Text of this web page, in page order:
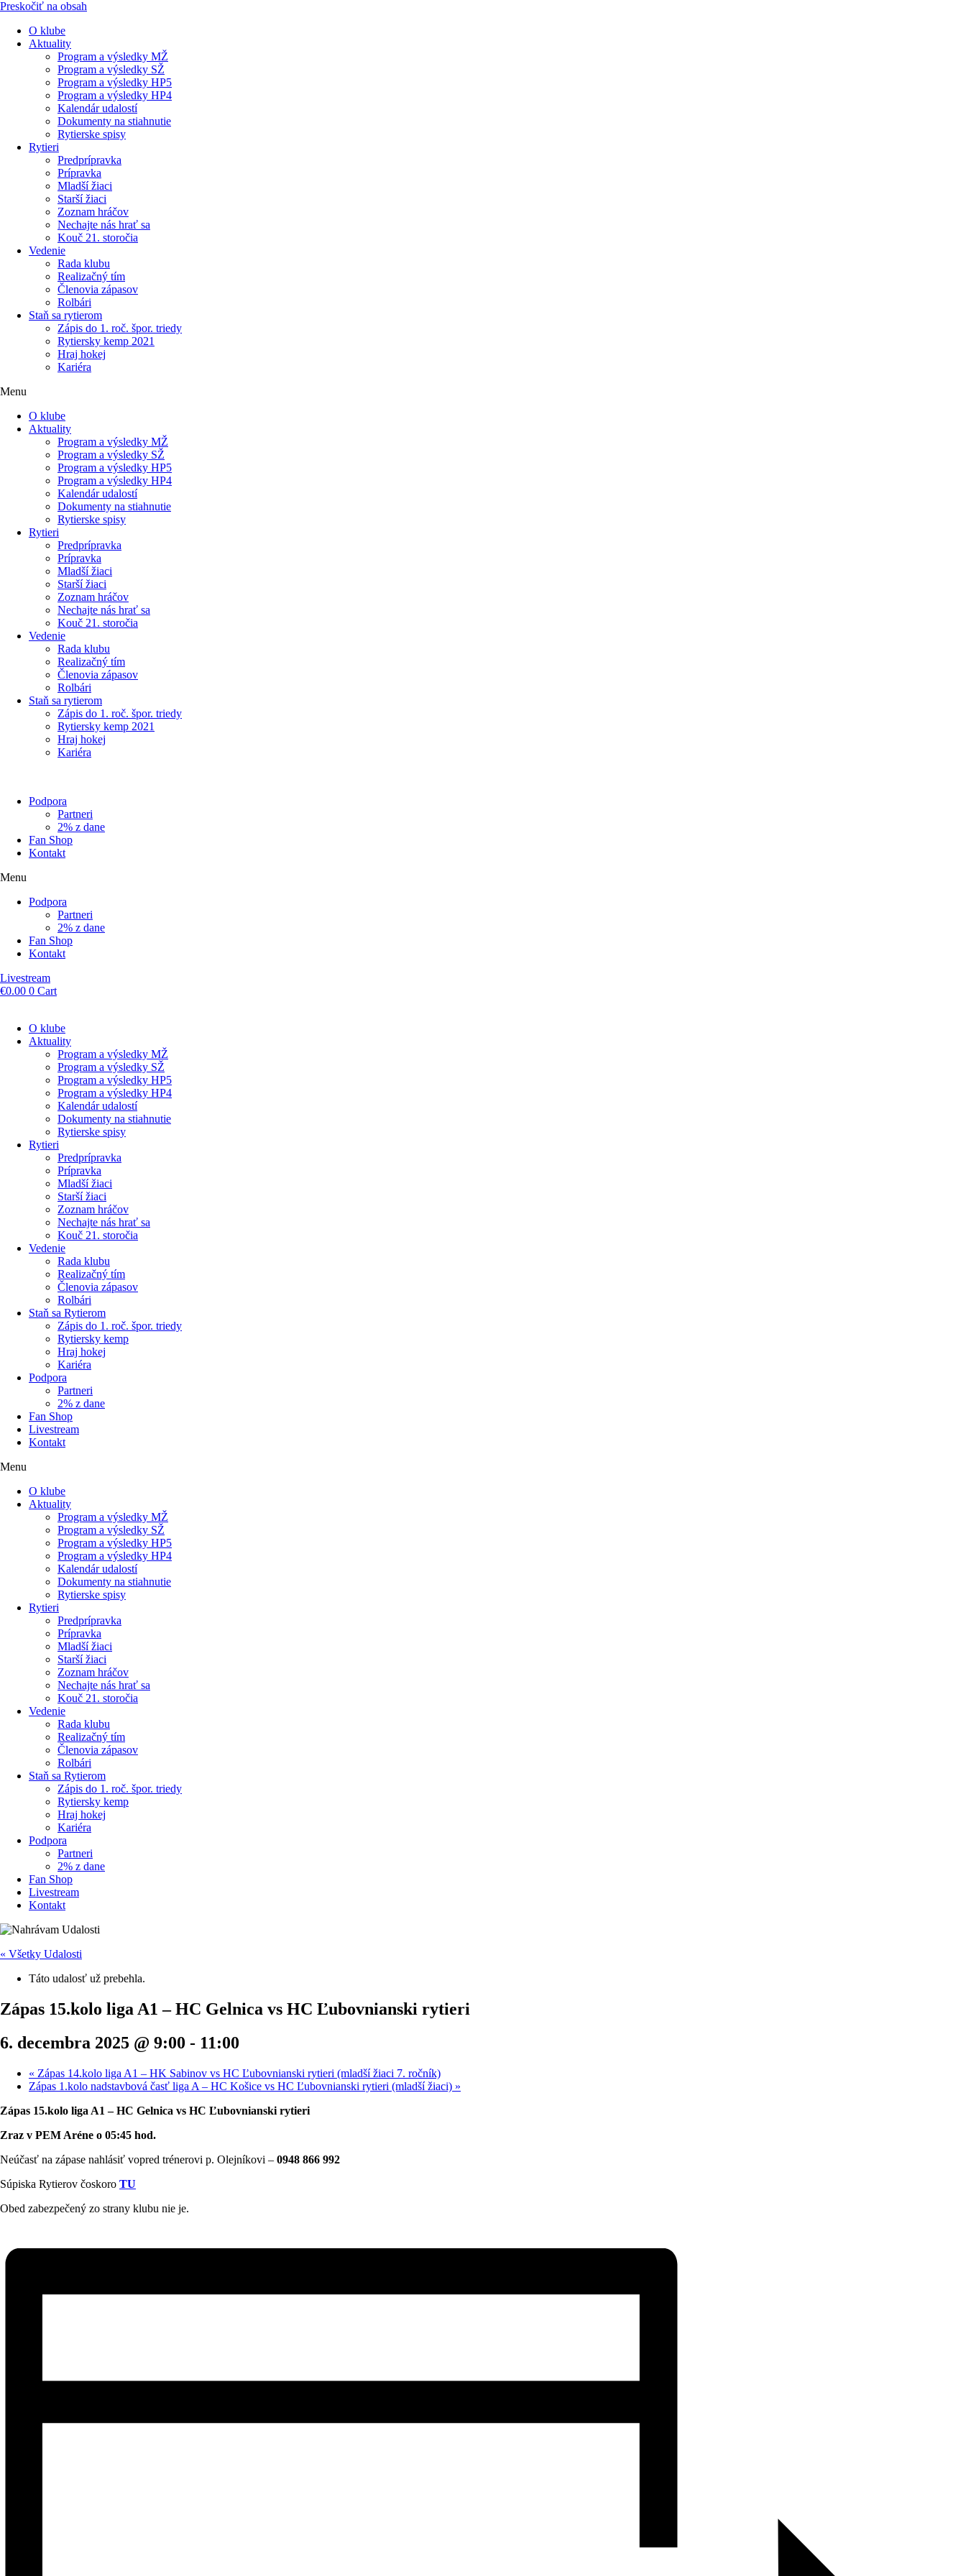
Preskočiť na obsah
O klube
Aktuality
Program a výsledky MŽ
Program a výsledky SŽ
Program a výsledky HP5
Program a výsledky HP4
Kalendár udalostí
Dokumenty na stiahnutie
Rytierske spisy
Rytieri
Predprípravka
Prípravka
Mladší žiaci
Starší žiaci
Zoznam hráčov
Nechajte nás hrať sa
Kouč 21. storočia
Vedenie
Rada klubu
Realizačný tím
Členovia zápasov
Rolbári
Staň sa rytierom
Zápis do 1. roč. špor. triedy
Rytiersky kemp 2021
Hraj hokej
Kariéra
Menu
O klube
Aktuality
Program a výsledky MŽ
Program a výsledky SŽ
Program a výsledky HP5
Program a výsledky HP4
Kalendár udalostí
Dokumenty na stiahnutie
Rytierske spisy
Rytieri
Predprípravka
Prípravka
Mladší žiaci
Starší žiaci
Zoznam hráčov
Nechajte nás hrať sa
Kouč 21. storočia
Vedenie
Rada klubu
Realizačný tím
Členovia zápasov
Rolbári
Staň sa rytierom
Zápis do 1. roč. špor. triedy
Rytiersky kemp 2021
Hraj hokej
Kariéra
Podpora
Partneri
2% z dane
Fan Shop
Kontakt
Menu
Podpora
Partneri
2% z dane
Fan Shop
Kontakt
Livestream
€0.00 0 Cart
O klube
Aktuality
Program a výsledky MŽ
Program a výsledky SŽ
Program a výsledky HP5
Program a výsledky HP4
Kalendár udalostí
Dokumenty na stiahnutie
Rytierske spisy
Rytieri
Predprípravka
Prípravka
Mladší žiaci
Starší žiaci
Zoznam hráčov
Nechajte nás hrať sa
Kouč 21. storočia
Vedenie
Rada klubu
Realizačný tím
Členovia zápasov
Rolbári
Staň sa Rytierom
Zápis do 1. roč. špor. triedy
Rytiersky kemp
Hraj hokej
Kariéra
Podpora
Partneri
2% z dane
Fan Shop
Livestream
Kontakt
Menu
O klube
Aktuality
Program a výsledky MŽ
Program a výsledky SŽ
Program a výsledky HP5
Program a výsledky HP4
Kalendár udalostí
Dokumenty na stiahnutie
Rytierske spisy
Rytieri
Predprípravka
Prípravka
Mladší žiaci
Starší žiaci
Zoznam hráčov
Nechajte nás hrať sa
Kouč 21. storočia
Vedenie
Rada klubu
Realizačný tím
Členovia zápasov
Rolbári
Staň sa Rytierom
Zápis do 1. roč. špor. triedy
Rytiersky kemp
Hraj hokej
Kariéra
Podpora
Partneri
2% z dane
Fan Shop
Livestream
Kontakt
« Všetky Udalosti
Táto udalosť už prebehla.
Zápas 15.kolo liga A1 – HC Gelnica vs HC Ľubovnianski rytieri
6. decembra 2025 @ 9:00 - 11:00
« Zápas 14.kolo liga A1 – HK Sabinov vs HC Ľubovnianski rytieri (mladší žiaci 7. ročník)
Zápas 1.kolo nadstavbová časť liga A – HC Košice vs HC Ľubovnianski rytieri (mladší žiaci) »
Zápas 15.kolo liga A1 – HC Gelnica vs HC Ľubovnianski rytieri
Zraz v PEM Aréne o 05:45 hod.
Neúčasť na zápase nahlásiť vopred trénerovi p. Olejníkovi – 0948 866 992
Súpiska Rytierov čoskoro TU
Obed zabezpečený zo strany klubu nie je.